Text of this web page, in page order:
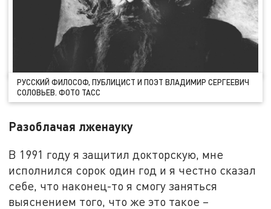
РУССКИЙ ФИЛОСОФ, ПУБЛИЦИСТ И ПОЭТ ВЛАДИМИР СЕРГЕЕВИЧ
СОЛОВЬЕВ. ФОТО ТАСС
Разоблачая лженауку
В 1991 году я защитил докторскую, мне
исполнился сорок один год и я честно сказал
себе, что наконец-то я смогу заняться
выяснением того, что же это такое –